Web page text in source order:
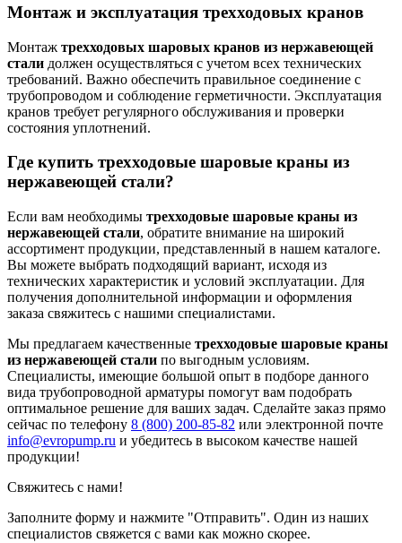
Монтаж и эксплуатация трехходовых кранов
Монтаж трехходовых шаровых кранов из нержавеющей
стали должен осуществляться с учетом всех технических
требований. Важно обеспечить правильное соединение с
трубопроводом и соблюдение герметичности. Эксплуатация
кранов требует регулярного обслуживания и проверки
состояния уплотнений.
Где купить трехходовые шаровые краны из
нержавеющей стали?
Если вам необходимы трехходовые шаровые краны из
нержавеющей стали, обратите внимание на широкий
ассортимент продукции, представленный в нашем каталоге.
Вы можете выбрать подходящий вариант, исходя из
технических характеристик и условий эксплуатации. Для
получения дополнительной информации и оформления
заказа свяжитесь с нашими специалистами.
Мы предлагаем качественные трехходовые шаровые краны
из нержавеющей стали по выгодным условиям.
Специалисты, имеющие большой опыт в подборе данного
вида трубопроводной арматуры помогут вам подобрать
оптимальное решение для ваших задач. Сделайте заказ прямо
сейчас по телефону 8 (800) 200-85-82 или электронной почте
info@evropump.ru и убедитесь в высоком качестве нашей
продукции!
Свяжитесь с нами!
Заполните форму и нажмите "Отправить". Один из наших
специалистов свяжется с вами как можно скорее.